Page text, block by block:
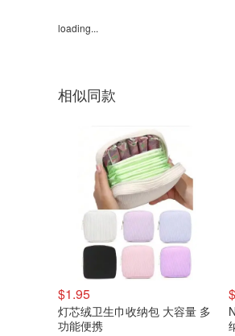
loading...
相似同款
$1.95
灯芯绒卫生巾收纳包 大容量 多
功能便携